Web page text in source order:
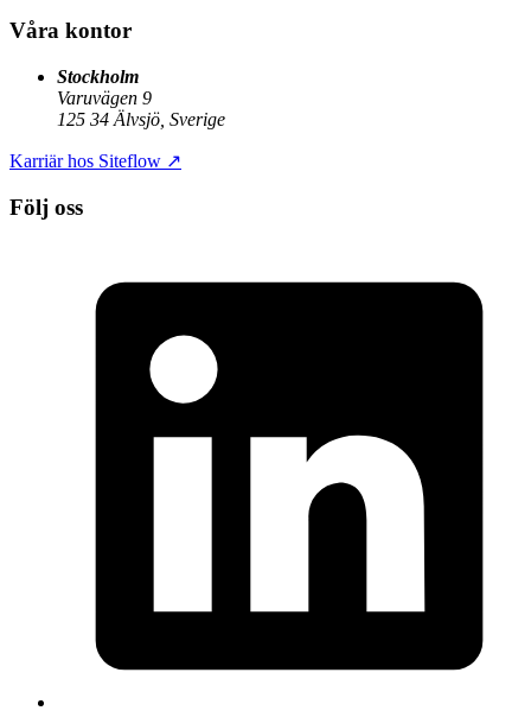
Våra kontor
Stockholm
Varuvägen 9
125 34 Älvsjö, Sverige
Karriär hos Siteflow ↗
Följ oss